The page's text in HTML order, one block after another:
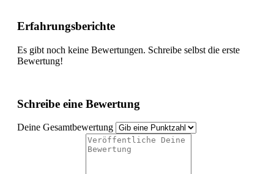
Erfahrungsberichte
Es gibt noch keine Bewertungen. Schreibe selbst die erste
Bewertung!
Schreibe eine Bewertung
Deine Gesamtbewertung